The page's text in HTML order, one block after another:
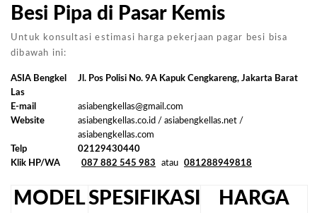
Besi Pipa di Pasar Kemis
Untuk konsultasi estimasi harga pekerjaan pagar besi bisa
dibawah ini:
ASIA Bengkel
Las
Jl. Pos Polisi No. 9A Kapuk Cengkareng, Jakarta Barat
E-mail
asiabengkellas@gmail.com
Website
asiabengkellas.co.id / asiabengkellas.net /
asiabengkellas.com
Telp
02129430440
Klik HP/WA
087 882 545 983 atau 081288949818
MODELSPESIFIKASI
HARGA